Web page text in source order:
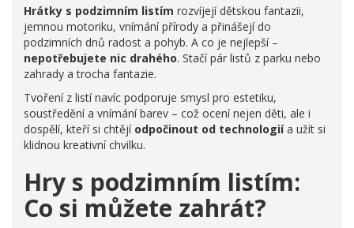
Hrátky s podzimním listím rozvíjejí dětskou fantazii,
jemnou motoriku, vnímání přírody a přinášejí do
podzimních dnů radost a pohyb. A co je nejlepší –
nepotřebujete nic drahého. Stačí pár listů z parku nebo
zahrady a trocha fantazie.
Tvoření z listí navíc podporuje smysl pro estetiku,
soustředění a vnímání barev – což ocení nejen děti, ale i
dospělí, kteří si chtějí odpočinout od technologiía užít si
klidnou kreativní chvilku.
Hry s podzimním listím:
Co si můžete zahrát?